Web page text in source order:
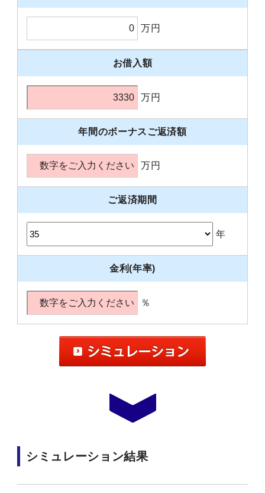
万円
お借入額
万円
年間のボーナスご返済額
万円
ご返済期間
年
金利(年率)
％
シミュレーション結果